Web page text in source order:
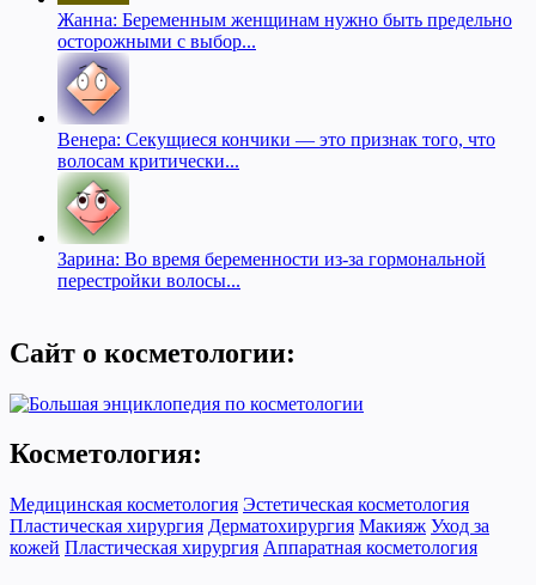
Жанна: Беременным женщинам нужно быть предельно
осторожными с выбор...
Венера: Секущиеся кончики — это признак того, что
волосам критически...
Зарина: Во время беременности из-за гормональной
перестройки волосы...
Сайт о косметологии:
Косметология:
Медицинская косметология Эстетическая косметология
Пластическая хирургия Дерматохирургия Макияж Уход за
кожей Пластическая хирургия Аппаратная косметология